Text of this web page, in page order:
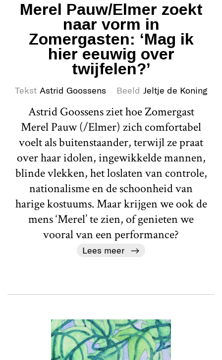
Merel Pauw/Elmer zoekt
naar vorm in
Zomergasten: ‘Mag ik
hier eeuwig over
twijfelen?’
Tekst Astrid Goossens Beeld Jeltje de Koning
Astrid Goossens ziet hoe Zomergast
Merel Pauw (/Elmer) zich comfortabel
voelt als buitenstaander, terwijl ze praat
over haar idolen, ingewikkelde mannen,
blinde vlekken, het loslaten van controle,
nationalisme en de schoonheid van
harige kostuums. Maar krijgen we ook de
mens ‘Merel’ te zien, of genieten we
vooral van een performance?
Lees meer